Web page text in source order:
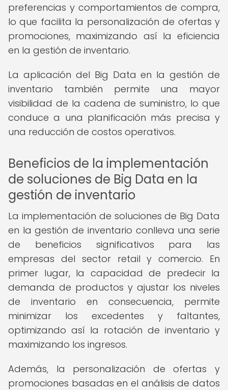
preferencias y comportamientos de compra,
lo que facilita la personalización de ofertas y
promociones, maximizando así la eficiencia
en la gestión de inventario.
La aplicación del Big Data en la gestión de
inventario también permite una mayor
visibilidad de la cadena de suministro, lo que
conduce a una planificación más precisa y
una reducción de costos operativos.
Beneficios de la implementación
de soluciones de Big Data en la
gestión de inventario
La implementación de soluciones de Big Data
en la gestión de inventario conlleva una serie
de beneficios significativos para las
empresas del sector retail y comercio. En
primer lugar, la capacidad de predecir la
demanda de productos y ajustar los niveles
de inventario en consecuencia, permite
minimizar los excedentes y faltantes,
optimizando así la rotación de inventario y
maximizando los ingresos.
Además, la personalización de ofertas y
promociones basadas en el análisis de datos